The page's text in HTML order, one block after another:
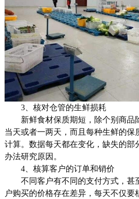
3、核对仓管的生鲜损耗
新鲜食材保质期短，除个别商品
当天或者一两天，而且每种生鲜的保
计算。数据每天都在变化，缺失的部
办法研究原因。
4、核算客户的订单和销价
不同客户有不同的支付方式，甚
户购买的价格存在差异，每天不仅要